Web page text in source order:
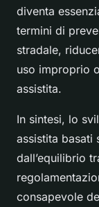
diventa
termini di
stradale,
uso improprio
assistita.
In sintesi, lo
assistita basati
dall’equilibrio
consapevole